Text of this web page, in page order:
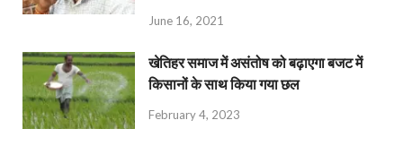
June 16, 2021
खेतिहर समाज में असंतोष को बढ़ाएगा बजट में
किसानों के साथ किया गया छल
February 4, 2023